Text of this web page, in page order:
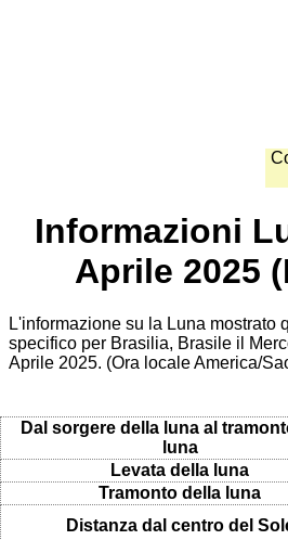
Informazioni
Aprile 2025
L'informazione su la Luna mostrato
specifico per Brasilia, Brasile il
Aprile 2025. (Ora locale America/
Dal sorgere della luna al
luna
Levata della luna
Tramonto della luna
Distanza dal centro del